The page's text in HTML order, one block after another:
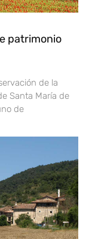
patrimonio
de la
Santa María de
de